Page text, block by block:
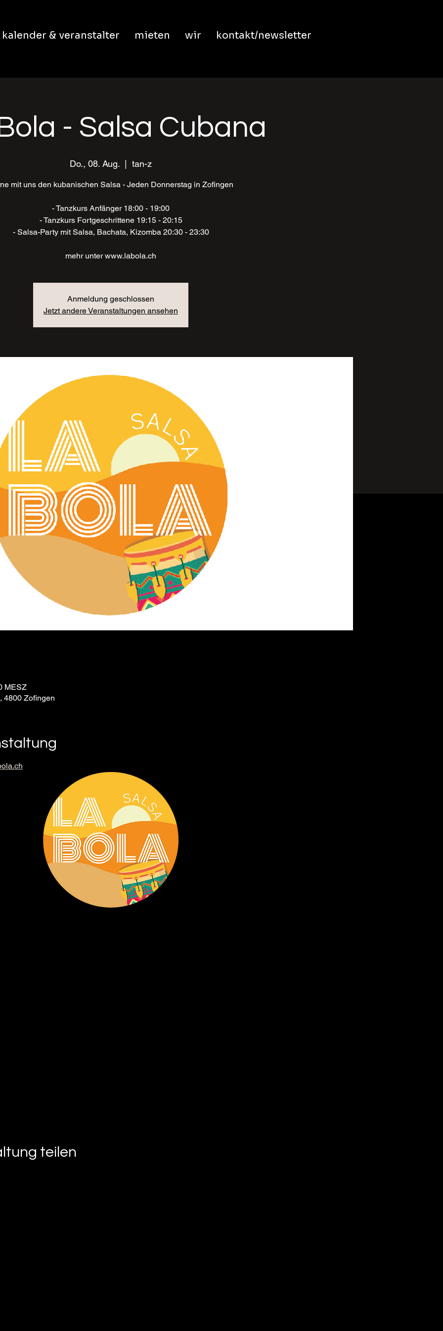
kalender & veranstalter mieten wir kontakt/newsletter
- Salsa Cubana
Do., 08. Aug. tan-z
mit uns den kubanischen Salsa - Jeden Donnerstag in Zofingen
- Tanzkurs Anfänger 18:00 - 19:00
- Tanzkurs Fortgeschrittene 19:15 - 20:15
- Salsa-Party mit Salsa, Bachata, Kizomba 20:30 - 23:30
mehr unter www.labola.ch
Anmeldung geschlossen
Jetzt andere Veranstaltungen ansehen
MESZ
4800 Zofingen
teilen